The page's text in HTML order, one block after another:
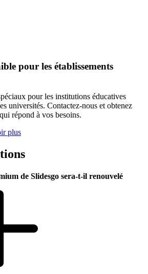
pour les établissements
pour les institutions éducatives
universités. Contactez-nous et obtenez
répond à vos besoins.
plus
de Slidesgo sera-t-il renouvelé